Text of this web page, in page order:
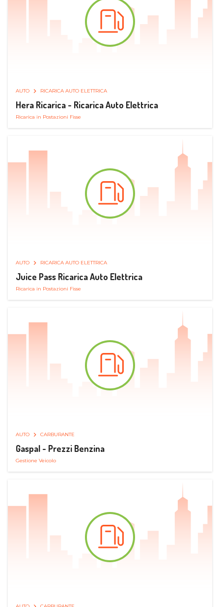
AUTO RICARICA AUTO ELETTRICA
Hera Ricarica - Ricarica Auto Elettrica
Ricarica in Postazioni Fisse
AUTO RICARICA AUTO ELETTRICA
Juice Pass Ricarica Auto Elettrica
Ricarica in Postazioni Fisse
AUTO CARBURANTE
Gaspal - Prezzi Benzina
Gestione Veicolo